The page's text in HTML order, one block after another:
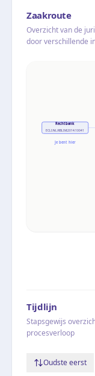
Zaakroute
Overzicht van de
door verschillende
Rechtbank
ECLI:NL:RBLIM:2014:10041
Je bent hier
Tijdlijn
Stapsgewijs
procesverloop
Oudste eerst